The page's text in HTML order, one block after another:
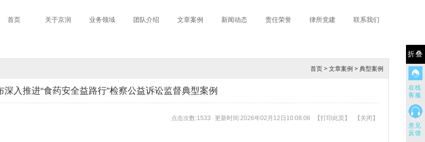
折叠
在线
客服
意见
反馈
首页 关于京润 业务领域 团队介绍 文章案例 新闻动态 责任荣誉 律所党建 联系我们
首页 > 文章案例 > 典型案例
深入推进“食药安全益路行”检察公益诉讼监督典型案例
点击次数:1533 更新时间:2026年02月12日10:08:06 【打印此页】 【 关闭 】